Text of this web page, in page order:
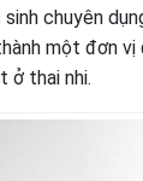
chuyên
một đơn vị
ở thai nhi.